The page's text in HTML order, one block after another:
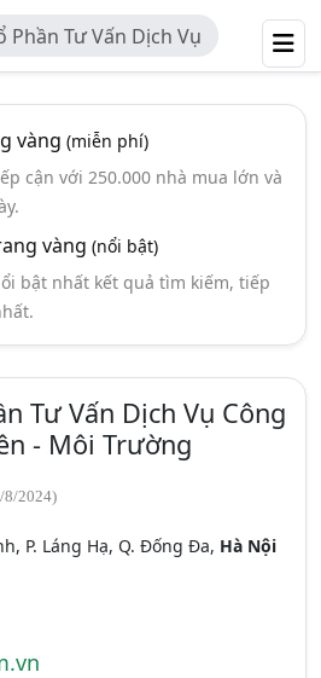
Phần Tư Vấn Dịch Vụ
Nguyên - Môi
vàng (miễn phí)
cận với 250.000 nhà mua lớn và
vàng (nổi bật)
bật nhất kết quả tìm kiếm, tiếp
Tư Vấn Dịch Vụ Công
- Môi Trường
8/2024)
P. Láng Hạ, Q. Đống Đa, Hà Nội